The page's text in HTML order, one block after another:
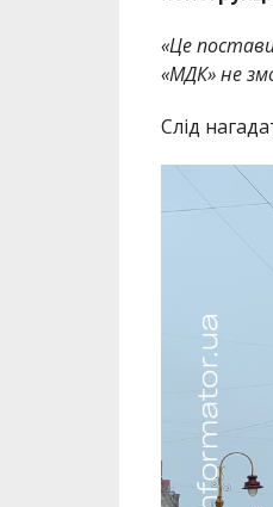
«Це
«МДК» не
Слід